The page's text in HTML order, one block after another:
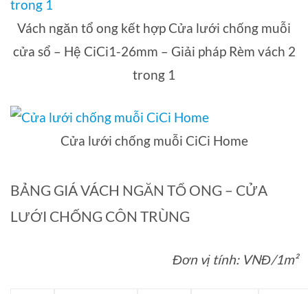
Vách ngăn tổ ong kết hợp Cửa lưới chống muỗi
cửa sổ – Hệ CiCi1-26mm – Giải pháp Rèm vách 2
trong 1
Cửa lưới chống muỗi CiCi Home
BẢNG GIÁ VÁCH NGĂN TỔ ONG – CỬA
LƯỚI CHỐNG CÔN TRÙNG
Đơn vị tính: VNĐ/1m²